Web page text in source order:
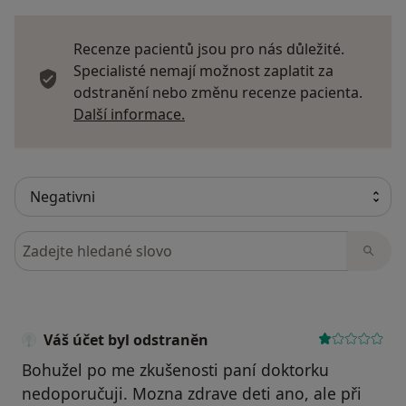
Recenze pacientů jsou pro nás důležité.
Specialisté nemají možnost zaplatit za
odstranění nebo změnu recenze pacienta.
Další informace.
Hledejte v názorech
Váš účet byl odstraněn
Bohužel po me zkušenosti paní doktorku
nedoporučuji. Mozna zdrave deti ano, ale při